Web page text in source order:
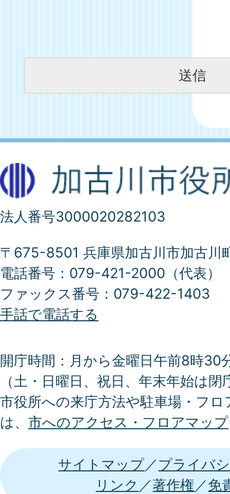
法人番号3000020282103
〒675-8501 兵庫県加古川市加古川
電話番号：079-421-2000（代表）
ファックス番号：079-422-1403
手話で電話する
開庁時間：月から金曜日午前8時30
（土・日曜日、祝日、年末年始は閉
市役所への来庁方法や駐車場・フ
は、 市へのアクセス・フロアマップ
サイトマップ
プライバ
リンク
著作権 免